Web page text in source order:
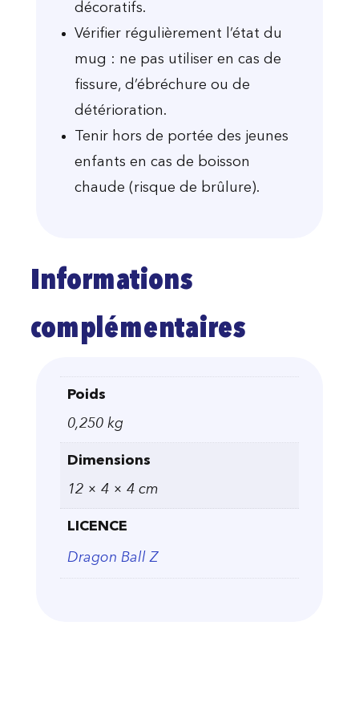
décoratifs.
Vérifier régulièrement l’état du
mug : ne pas utiliser en cas de
fissure, d’ébréchure ou de
détérioration.
Tenir hors de portée des jeunes
enfants en cas de boisson
chaude (risque de brûlure).
Informations
complémentaires
Poids
0,250 kg
Dimensions
12 × 4 × 4 cm
LICENCE
Dragon Ball Z